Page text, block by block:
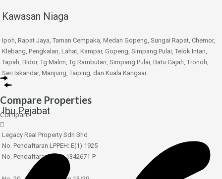
Kawasan Niaga
Ipoh, Rapat Jaya, Taman Cempaka, Medan Gopeng, Sungai Rapat, Chemor,
Klebang, Pengkalan, Lahat, Kampar, Gopeng, Simpang Pulai, Telok Intan,
Tapah, Bidor, Tg.Malim, Tg.Rambutan, Simpang Pulai, Batu Gajah, Tronoh,
Seri Iskandar, Manjung, Taiping, dan Kuala Kangsar.
Ibu Pejabat
Legacy Real Property Sdn Bhd
No. Pendaftaran LPPEH: E(1) 1925
No. Pendaftaran SSM: 1342671-P
Compare Properties
Compare